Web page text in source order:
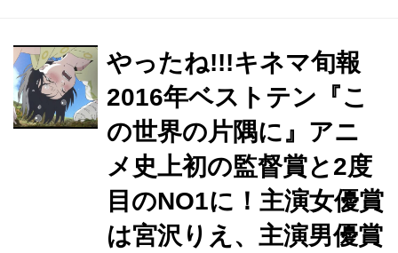
男優主演賞の本木雅弘 と合わせ２冠に
輝いた。 女優主演賞は『淵に立つ』の
筒井真理子、男優助演賞は香川照之
『クリーピー 偽りの隣人』となった。
また、ドキュメンタリー映画賞は『桜
の樹の下』アニメーション映画賞『君
の名は。』にそれぞれ決まった。 日
本...
やったね!!!キネマ旬報
2016年ベストテン『こ
の世界の片隅に』アニ
メ史上初の監督賞と2度
目のNO1に！主演女優賞
は宮沢りえ、主演男優賞